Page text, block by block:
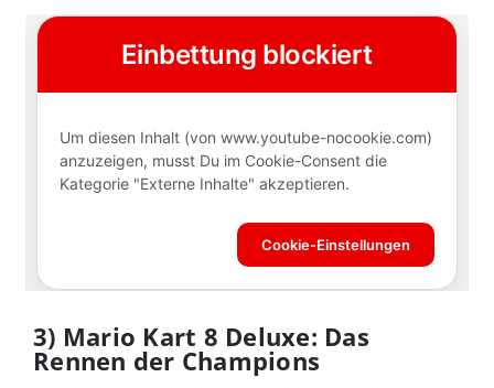
3) Mario Kart 8 Deluxe: Das
Rennen der Champions